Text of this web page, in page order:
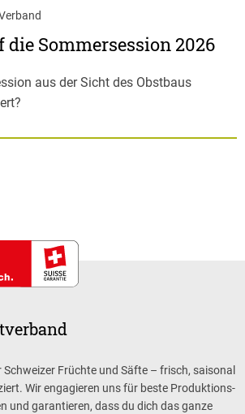
Sommersession 2026
aus der Sicht des Obstbaus
Früchte und Säfte – frisch, saisonal
Wir engagieren uns für beste Produktions-
und garantieren, dass du dich das ganze